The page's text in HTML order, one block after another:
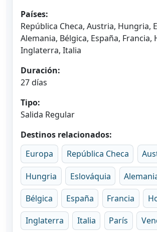
Países:
República Checa, Austria, Hungria,
Alemania, Bélgica, España, Francia,
Inglaterra, Italia
Duración:
27 días
Tipo:
Salida Regular
Destinos relacionados:
Europa
República Checa
Hungria Eslováquia
Bélgica España Francia
Inglaterra Italia París